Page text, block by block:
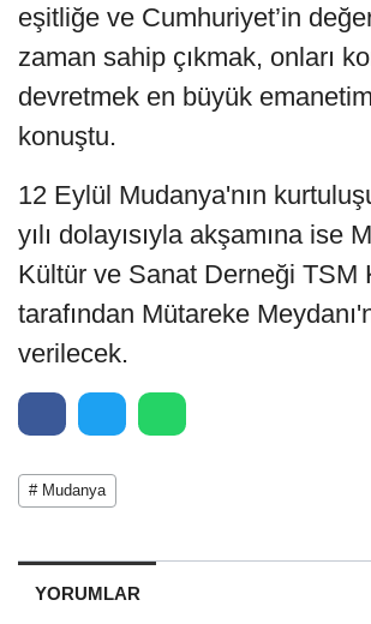
eşitliğe ve Cumhuriyet’in
zaman sahip çıkmak, onları
devretmek en büyük
konuştu.
12 Eylül Mudanya'nın
yılı dolayısıyla akşamına ise
Kültür ve Sanat Derneği TSM
tarafından Mütareke
verilecek.
# Mudanya
YORUMLAR